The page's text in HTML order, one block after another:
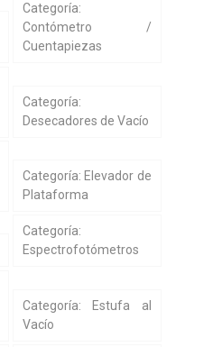
Categoría:
Contómetro /
Cuentapiezas
Categoría:
Desecadores de Vacío
Categoría: Elevador de
Plataforma
Categoría:
Espectrofotómetros
Categoría: Estufa al
Vacío